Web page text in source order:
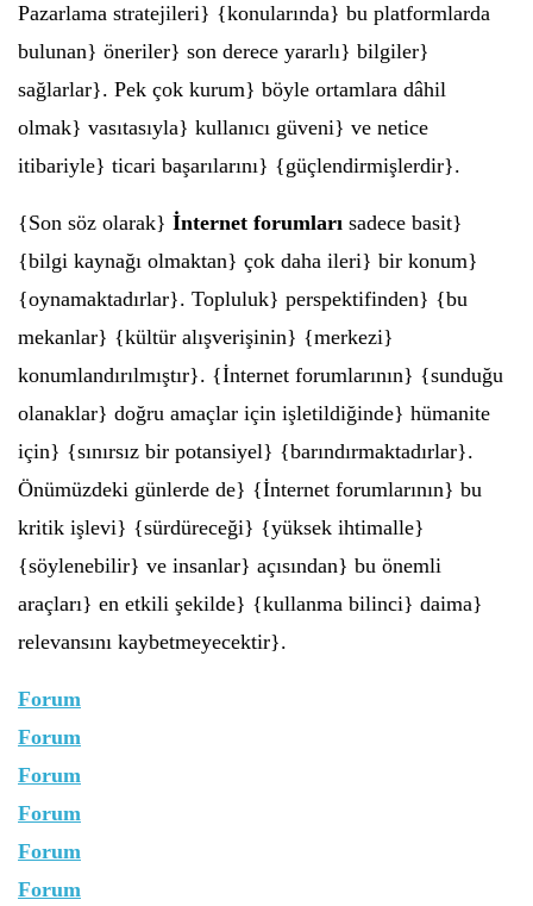
Pazarlama stratejileri} {konularında} bu platformlarda
bulunan} öneriler} son derece yararlı} bilgiler}
sağlarlar}. Pek çok kurum} böyle ortamlara dâhil
olmak} vasıtasıyla} kullanıcı güveni} ve netice
itibariyle} ticari başarılarını} {güçlendirmişlerdir}.
{Son söz olarak} İnternet forumları sadece basit}
{bilgi kaynağı olmaktan} çok daha ileri} bir konum}
{oynamaktadırlar}. Topluluk} perspektifinden} {bu
mekanlar} {kültür alışverişinin} {merkezi}
konumlandırılmıştır}. {İnternet forumlarının} {sunduğu
olanaklar} doğru amaçlar için işletildiğinde} hümanite
için} {sınırsız bir potansiyel} {barındırmaktadırlar}.
Önümüzdeki günlerde de} {İnternet forumlarının} bu
kritik işlevi} {sürdüreceği} {yüksek ihtimalle}
{söylenebilir} ve insanlar} açısından} bu önemli
araçları} en etkili şekilde} {kullanma bilinci} daima}
relevansını kaybetmeyecektir}.
Forum
Forum
Forum
Forum
Forum
Forum